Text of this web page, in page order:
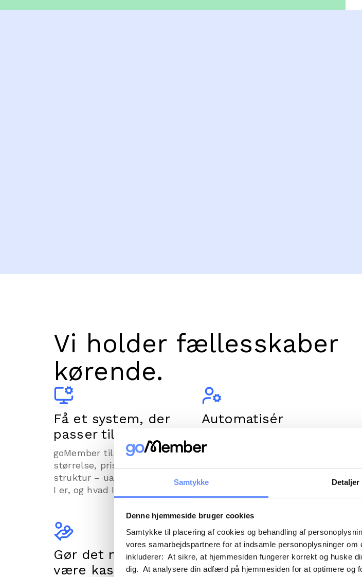
Samtykke Detaljer
Denne hjemmeside bruger cookies
Samtykke til placering af cookies og behandling af
vores samarbejdspartnere for at indsamle personoplysninger
inkluderer: At sikre, at hjemmesiden fungerer korrekt og huske
dig. At analysere din adfærd på hjemmesiden for at optimere og
Vi holder fællesskaber
kørende.
Få et system, der
passer til jer.
goMember tilpasses jeres
størrelse, prissætning og
struktur – uanset hvor mange
I er, og hvad I samles om.
Automatisér
Med goMember kan
kan selv automatisere alt fra
og rykkere.
Gør det nemt at
være kasserer.
Nå ud til
medlemmerne.